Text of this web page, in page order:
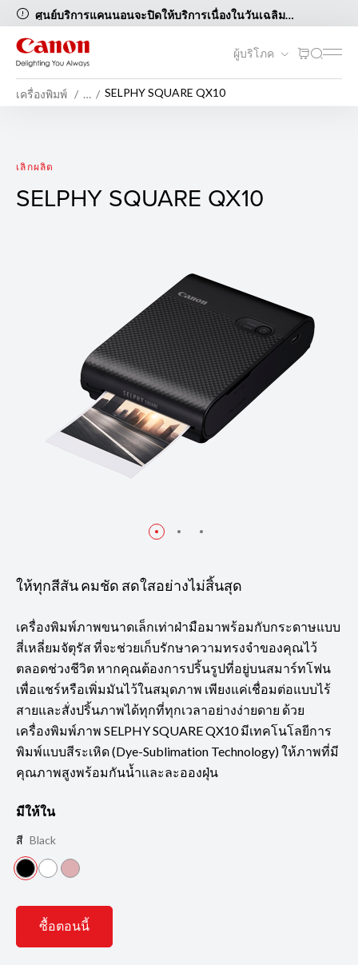
ศูนย์บริการแคนนอนจะปิดให้บริการเนื่องในวันเฉลิม
พระบรมราชชนนีพันปีหลวงและวันแม่แห่งชาติ ในวันที่ 12
สิงหาคม 2569 [..อ่านต่อ..]
ผู้บริโภค
เครื่องพิมพ์ … SELPHY SQUARE QX10
SELPHY SQUARE QX10
เลิกผลิต
SELPHY SQUARE QX10
ให้ทุกสีสัน คมชัด สดใสอย่างไม่สิ้นสุด
เครื่องพิมพ์ภาพขนาดเล็กเท่าฝ่ามือมาพร้อมกับกระดาษแบบ
สี่เหลี่ยมจัตุรัส ที่จะช่วยเก็บรักษาความทรงจำของคุณไว้
ตลอดช่วงชีวิต หากคุณต้องการปริ้นรูปที่อยู่บนสมาร์ทโฟน
เพื่อแชร์หรือเพิ่มมันไว้ในสมุดภาพ เพียงแค่เชื่อมต่อแบบไร้
สายและสั่งปริ้นภาพได้ทุกที่ทุกเวลาอย่างง่ายดาย ด้วย
เครื่องพิมพ์ภาพ SELPHY SQUARE QX10 มีเทคโนโลยีการ
พิมพ์แบบสีระเหิด (Dye-Sublimation Technology) ให้ภาพที่มี
คุณภาพสูงพร้อมกันน้ำและละอองฝุ่น
มีให้ใน
สี Black
ซื้อตอนนี้